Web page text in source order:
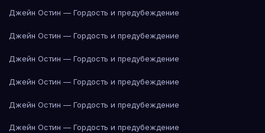
Джейн Остин — Гордость и предубеждение
Джейн Остин — Гордость и предубеждение
Джейн Остин — Гордость и предубеждение
Джейн Остин — Гордость и предубеждение
Джейн Остин — Гордость и предубеждение
Джейн Остин — Гордость и предубеждение